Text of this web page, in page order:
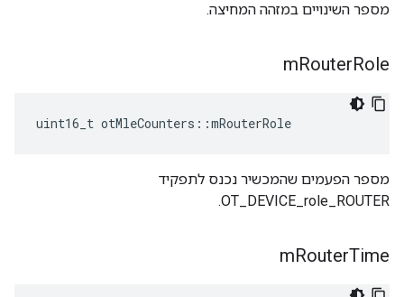
מספר השינויים במזהה המחיצה.
mRouterRole
uint16_t otMleCounters ::mRouterRole
מספר הפעמים שהמכשיר נכנס לתפקיד
OT_DEVICE_role_ROUTER.
mRouterTime